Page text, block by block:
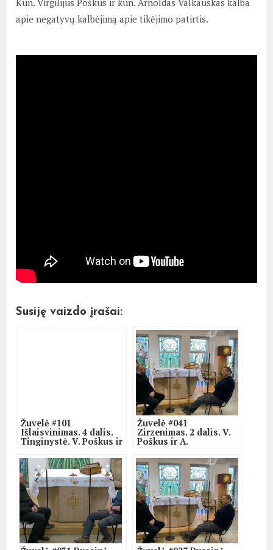
Kun. Virgilijus Poškus ir kun. Arnoldas Valkauskas kalba
apie negatyvų kalbėjimą apie tikėjimo patirtis.
Susiję vaizdo įrašai:
Žuvelė #101
Išlaisvinimas. 4 dalis.
Tinginystė. V. Poškus ir
Žuvelė #041
Zirzenimas. 2 dalis. V.
Poškus ir A.